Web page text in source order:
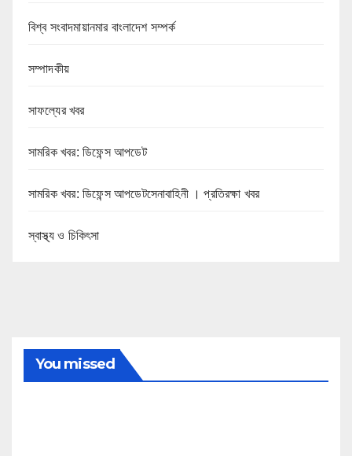
বিশ্ব সংবাদমায়ানমার বাংলাদেশ সম্পর্ক
সম্পাদকীয়
সাফল্যের খবর
সামরিক খবর: ডিফেন্স আপডেট
সামরিক খবর: ডিফেন্স আপডেটসেনাবাহিনী । প্রতিরক্ষা খবর
স্বাস্থ্য ও চিকিৎসা
You missed